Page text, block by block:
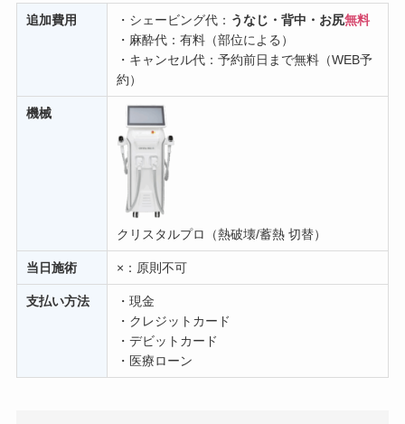
追加費用 ・シェービング代： うなじ・背中・お尻無料
・麻酔代：有料（部位による）
・キャンセル代：予約前日まで無料（WEB予
約）
機械
クリスタルプロ（熱破壊/蓄熱 切替）
当日施術 ×：原則不可
支払い方法
・現金
・クレジットカード
・デビットカード
・医療ローン